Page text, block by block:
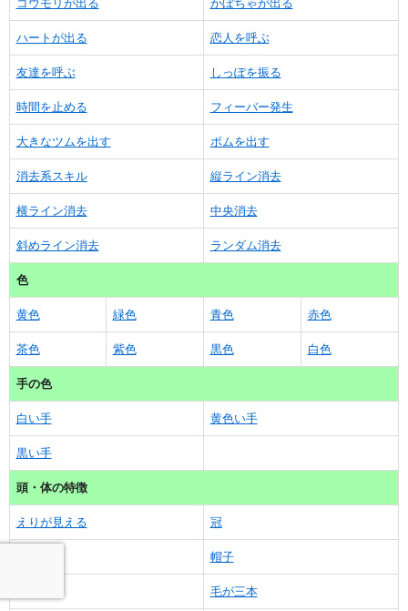
コウモリが出る かぼちゃが出る
ハートが出る 恋人を呼ぶ
友達を呼ぶ しっぽを振る
時間を止める フィーバー発生
大きなツムを出す ボムを出す
消去系スキル 縦ライン消去
横ライン消去 中央消去
斜めライン消去 ランダム消去
色
黄色 緑色 青色 赤色
茶色 紫色 黒色 白色
手の色
白い手 黄色い手
黒い手
頭・体の特徴
えりが見える 冠
帽子
毛が三本